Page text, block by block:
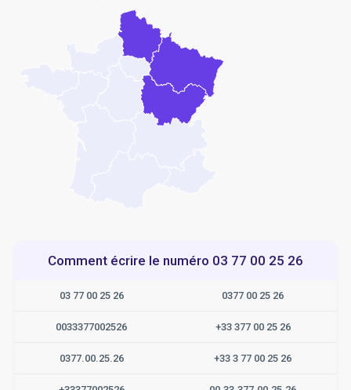
Comment écrire le numéro 03 77 00 25 26
03 77 00 25 26 0377 00 25 26
0033377002526 +33 377 00 25 26
0377.00.25.26 +33 3 77 00 25 26